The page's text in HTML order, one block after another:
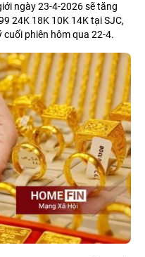
ngày 23-4-2026 sẽ tăng
24K 18K 10K 14K tại SJC,
cuối phiên hôm qua 22-4.